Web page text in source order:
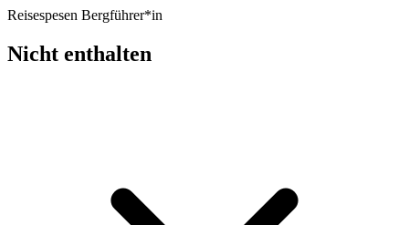
Reisespesen Bergführer*in
Nicht enthalten